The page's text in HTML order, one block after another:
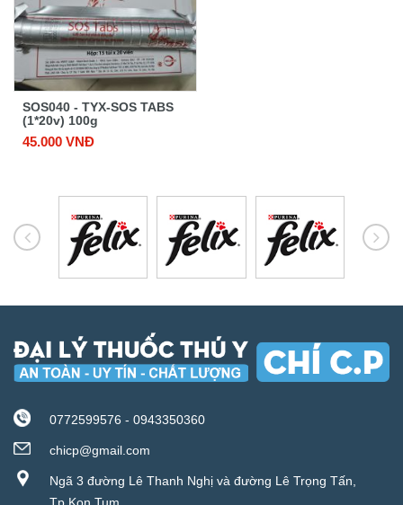
SOS040 - TYX-SOS TABS
(1*20v) 100g
45.000 VNĐ
0772599576 - 0943350360
chicp@gmail.com
Ngã 3 đường Lê Thanh Nghị và đường Lê Trọng Tấn,